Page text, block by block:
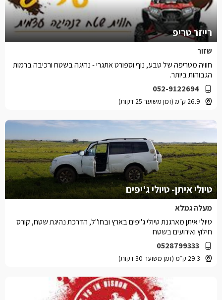
רייזר טריפ
שזור
052-9122694
26.9 ק״מ (זמן משוער 25 דקות)
חוויה מטריפה של טבע, נוף וספורט אתגרי - נהיגה בשטח ורכיבה ברמות
הגבוהות ביותר.
טיולי איתן- טיולי ג'יפים
מעלה גמלא
0528799333
29.3 ק״מ (זמן משוער 30 דקות)
טיולי איתן מארגנת טיולי ג'יפים בארץ ובחו"ל, הדרכת נהיגת שטח, קורס
חילוץ ואירועים בשטח